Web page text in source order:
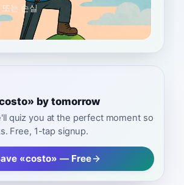
는 손실
by tomorrow
quiz you at the perfect moment so
Free, 1-tap signup.
«costo» — Free